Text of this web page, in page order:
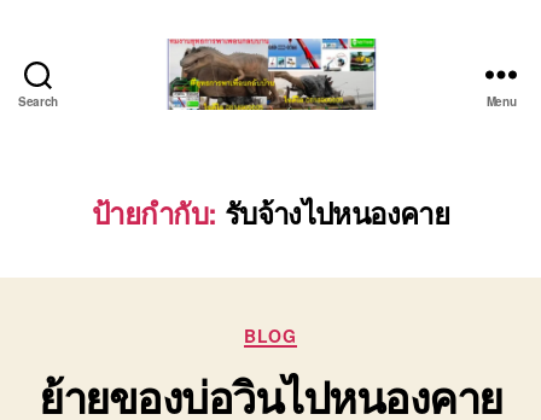
Search
เครื่องจักร
ระยอง
(บริษัท
พาณิชย์
บริการ
Menu
ป้ายกำกับ: รับจ้างไปหนองคาย
Categories
BLOG
ย้ายของบ่อวินไปหนองคาย